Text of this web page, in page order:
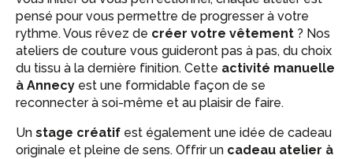
pensé pour vous permettre de progresser à votre
rythme. Vous rêvez de créer votre vêtement ? Nos
ateliers de couture vous guideront pas à pas, du choix
du tissu à la dernière finition. Cette activité manuelle
à Annecy est une formidable façon de se
reconnecter à soi-même et au plaisir de faire.
Un stage créatif est également une idée de cadeau
originale et pleine de sens. Offrir un cadeau atelier à